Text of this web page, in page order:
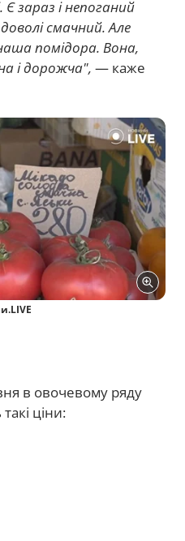
Є зараз і непоганий
смачний. Але
помідора. Вона,
і дорожча", — каже
в овочевому ряду
ціни: